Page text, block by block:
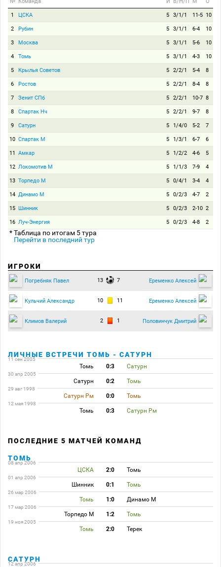
1 ЦСКА 5 3/1/1 11-5 10
2 Рубин 5 3/1/1 6-4 10
3 Москва 5 3/1/1 5-6 10
4 Томь 5 3/1/1 4-3 10
5 Крылья Советов 5 2/2/1 5-4 8
6 Ростов 5 2/2/1 8-4 8
7 Зенит СПб 5 2/2/1 10-7 8
8 Спартак Нч 5 2/2/1 9-7 8
9 Сатурн 5 1/4/0 5-2 7
10 Спартак М 5 1/3/1 6-7 6
11 Амкар 5 1/2/2 4-6 5
12 Локомотив М 5 1/1/3 7-9 4
13 Торпедо М 5 0/4/1 3-4 4
14 Динамо М 5 0/2/3 4-7 2
15 Шинник 5 0/2/3 2-10 2
16 Луч-Энергия 5 0/2/3 4-8 2
* Таблица по итогам 5 тура
Перейти в последний тур
ИГРОКИ
Погребняк Павел 13 7 Еременко Алексей
Кульчий Александр 10 11 Еременко Алексей
Климов Валерий 2 1 Половинчук Дмитрий
ЛИЧНЫЕ ВСТРЕЧИ ТОМЬ - САТУРН
11 сен 2005
Томь 0:3 Сатурн
30 апр 2005
Сатурн 0:2 Томь
29 авг 1998
Сатурн Рм 0:0 Томь
12 мая 1998
Томь 0:3 Сатурн Рм
ПОСЛЕДНИЕ 5 МАТЧЕЙ КОМАНД
ТОМЬ
08 апр 2006
ЦСКА 2:0 Томь
01 апр 2006
Шинник 0:1 Томь
26 мар 2006
Томь 1:0 Динамо М
17 мар 2006
Торпедо М 1:2 Томь
19 ноя 2005
Томь 2:0 Терек
САТУРН
12 апр 2006